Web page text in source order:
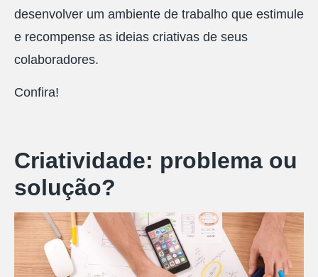
desenvolver um ambiente de trabalho que estimule
e recompense as ideias criativas de seus
colaboradores.
Confira!
Criatividade: problema ou
solução?